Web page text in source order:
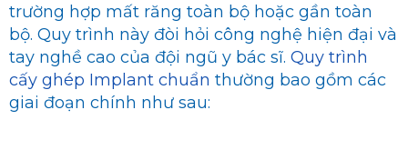
trường hợp mất răng toàn bộ hoặc gần toàn
bộ. Quy trình này đòi hỏi công nghệ hiện đại và
tay nghề cao của đội ngũ y bác sĩ. Quy trình
cấy ghép Implant chuẩn thường bao gồm các
giai đoạn chính như sau: